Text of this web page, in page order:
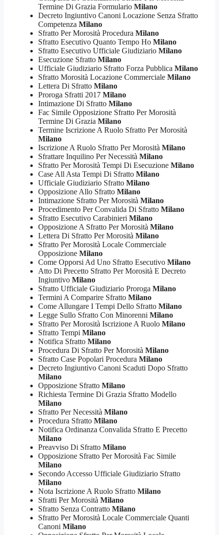
Termine Di Grazia Formulario Milano
Decreto Ingiuntivo Canoni Locazione Senza Sfratto
Competenza Milano
Sfratto Per Morosità Procedura Milano
Sfratto Esecutivo Quanto Tempo Ho Milano
Sfratto Esecutivo Ufficiale Giudiziario Milano
Esecuzione Sfratto Milano
Ufficiale Giudiziario Sfratto Forza Pubblica Milano
Sfratto Morosità Locazione Commerciale Milano
Lettera Di Sfratto Milano
Proroga Sfratti 2017 Milano
Intimazione Di Sfratto Milano
Fac Simile Opposizione Sfratto Per Morosità
Termine Di Grazia Milano
Termine Iscrizione A Ruolo Sfratto Per Morosità
Milano
Iscrizione A Ruolo Sfratto Per Morosità Milano
Sfrattare Inquilino Per Necessità Milano
Sfratto Per Morosità Tempi Di Esecuzione Milano
Case All Asta Tempi Di Sfratto Milano
Ufficiale Giudiziario Sfratto Milano
Opposizione Allo Sfratto Milano
Intimazione Sfratto Per Morosità Milano
Procedimento Per Convalida Di Sfratto Milano
Sfratto Esecutivo Carabinieri Milano
Opposizione A Sfratto Per Morosità Milano
Lettera Di Sfratto Per Morosità Milano
Sfratto Per Morosità Locale Commerciale
Opposizione Milano
Come Opporsi Ad Uno Sfratto Esecutivo Milano
Atto Di Precetto Sfratto Per Morosità E Decreto
Ingiuntivo Milano
Sfratto Ufficiale Giudiziario Proroga Milano
Termini A Comparire Sfratto Milano
Come Allungare I Tempi Dello Sfratto Milano
Legge Sullo Sfratto Con Minorenni Milano
Sfratto Per Morosità Iscrizione A Ruolo Milano
Sfratto Tempi Milano
Notifica Sfratto Milano
Procedura Di Sfratto Per Morosità Milano
Sfratto Case Popolari Procedura Milano
Decreto Ingiuntivo Canoni Scaduti Dopo Sfratto
Milano
Opposizione Sfratto Milano
Richiesta Termine Di Grazia Sfratto Modello
Milano
Sfratto Per Necessità Milano
Procedura Sfratto Milano
Notifica Ordinanza Convalida Sfratto E Precetto
Milano
Preavviso Di Sfratto Milano
Opposizione Sfratto Per Morosità Fac Simile
Milano
Secondo Accesso Ufficiale Giudiziario Sfratto
Milano
Nota Iscrizione A Ruolo Sfratto Milano
Sfratti Per Morosità Milano
Sfratto Senza Contratto Milano
Sfratto Per Morosità Locale Commerciale Quanti
Canoni Milano